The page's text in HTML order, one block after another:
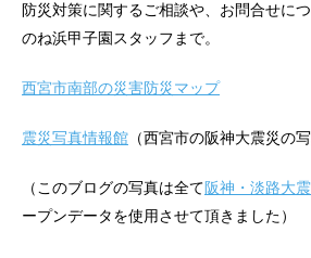
防災対策に関するご相談や、お問合せに
のね浜甲子園スタッフまで。
西宮市南部の災害防災マップ
震災写真情報館 （西宮市の阪神大震災の
（このブログの写真は全て阪神・淡路大
ープンデータを使用させて頂きました）